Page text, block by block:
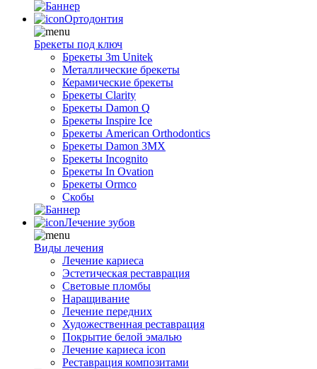
Ортодонтия
Брекеты под ключ
Брекеты 3m Unitek
Металлические брекеты
Керамические брекеты
Брекеты Clarity
Брекеты Damon Q
Брекеты Inspire Ice
Брекеты American Orthodontics
Брекеты Damon 3MX
Брекеты Incognito
Брекеты In Ovation
Брекеты Ormco
Скобы
Лечение зубов
Виды лечения
Лечение кариеса
Эстетическая реставрация
Световые пломбы
Наращивание
Лечение передних
Художественная реставрация
Покрытие белой эмалью
Лечение кариеса icon
Реставрация композитами